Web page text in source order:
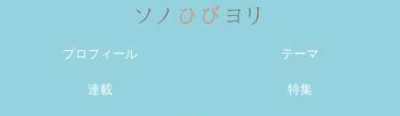
プロフィール テーマ
連載 特集